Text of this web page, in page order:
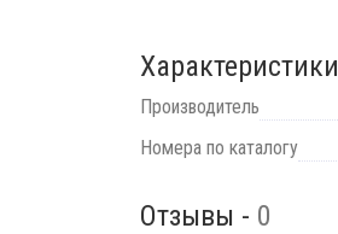
Характеристики
Производитель
Номера по каталогу
Отзывы - 0